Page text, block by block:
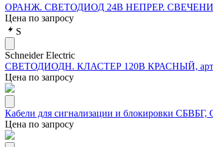
ОРАНЖ. СВЕТОДИОД 24В НЕПРЕР.
Цена по запросу
S
Schneider Electric
СВЕТОДИОДН. КЛАСТЕР 120В КРАСНЫЙ,
Цена по запросу
Кабели для сигнализации и блокировки
Цена по запросу